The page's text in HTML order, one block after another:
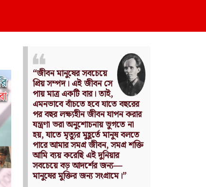
Nothing can have
value without
being an object of utility.
Source: Das Kapital
(Volume I, Chapter 1)
কার্ল মার্কস